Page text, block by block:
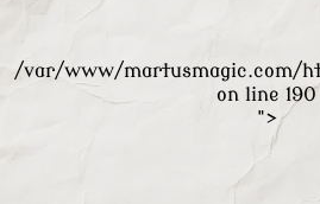
/var/www/martusmagic.com/
on line 190
">